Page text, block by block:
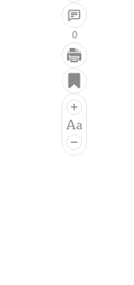
Điện ảnh
Âm nhạc
0